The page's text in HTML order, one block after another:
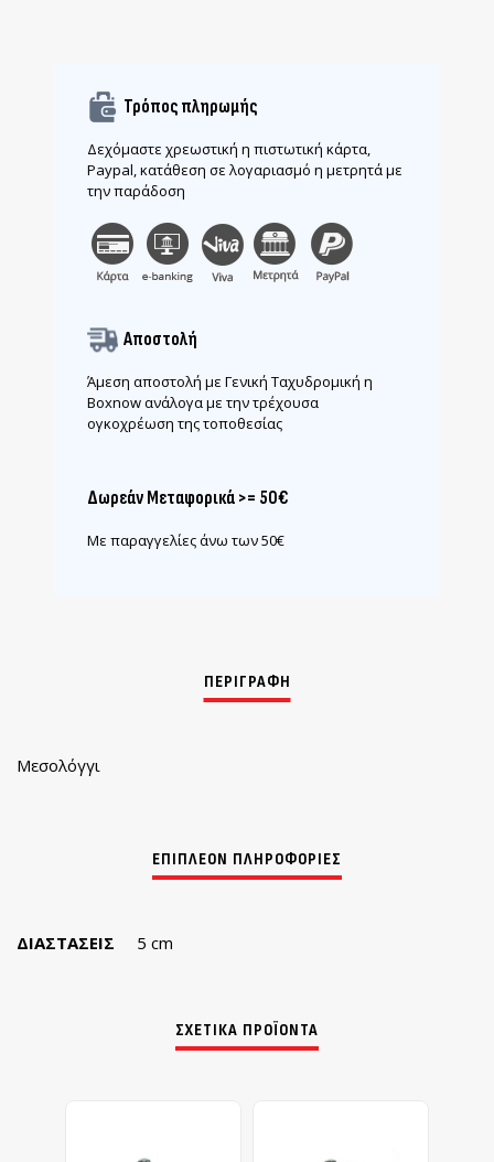
Τρόπος πληρωμής
Δεχόμαστε χρεωστική η πιστωτική κάρτα,
Paypal, κατάθεση σε λογαριασμό η μετρητά με
την παράδοση
Αποστολή
Άμεση αποστολή με Γενική Ταχυδρομική η
Boxnow ανάλογα με την τρέχουσα
ογκοχρέωση της τοποθεσίας
Δωρεάν Μεταφορικά >= 50€
Με παραγγελίες άνω των 50€
Μεσολόγγι
ΔΙΑΣΤΆΣΕΙΣ 5 cm
ΣΧΕΤΙΚΆ ΠΡΟΪΌΝΤΑ